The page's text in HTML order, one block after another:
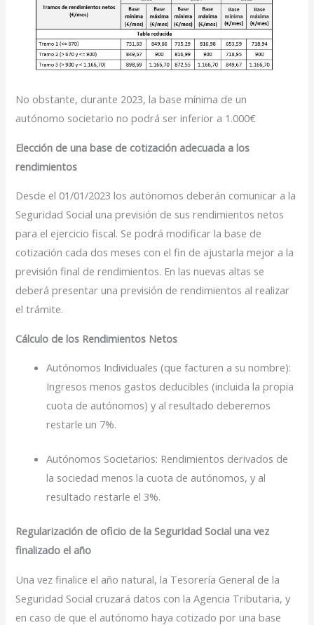
No obstante, durante 2023, la base mínima de un
autónomo societario no podrá ser inferior a 1.000€
Elección de una base de cotización adecuada a los
rendimientos
Desde el 01/01/2023 los autónomos deberán comunicar a la
Seguridad Social una previsión de sus rendimientos netos
para el ejercicio fiscal. Se podrá modificar la base de
cotización cada dos meses con el fin de ajustarla mejor a la
previsión final de rendimientos. En las nuevas altas se
deberá presentar una previsión de rendimientos al realizar
el trámite.
Cálculo de los Rendimientos Netos
Autónomos Individuales (que facturen a su nombre):
Ingresos menos gastos deducibles (incluida la propia
cuota de autónomos) y al resultado deberemos
restarle un 7%.
Autónomos Societarios: Rendimientos derivados de
la sociedad menos la cuota de autónomos, y al
resultado restarle el 3%.
Regularización de oficio de la Seguridad Social una vez
finalizado el año
Una vez finalice el año natural, la Tesorería General de la
Seguridad Social cruzará datos con la Agencia Tributaria, y
en caso de que el autónomo haya cotizado por una base